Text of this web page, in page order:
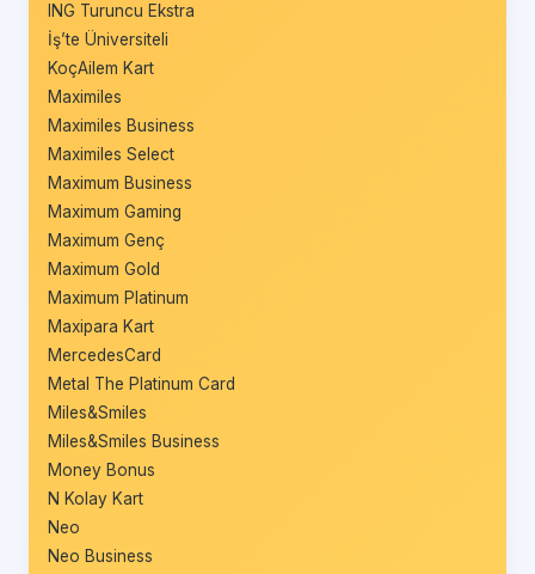
ING Turuncu Ekstra
İş’te Üniversiteli
KoçAilem Kart
Maximiles
Maximiles Business
Maximiles Select
Maximum Business
Maximum Gaming
Maximum Genç
Maximum Gold
Maximum Platinum
Maxipara Kart
MercedesCard
Metal The Platinum Card
Miles&Smiles
Miles&Smiles Business
Money Bonus
N Kolay Kart
Neo
Neo Business